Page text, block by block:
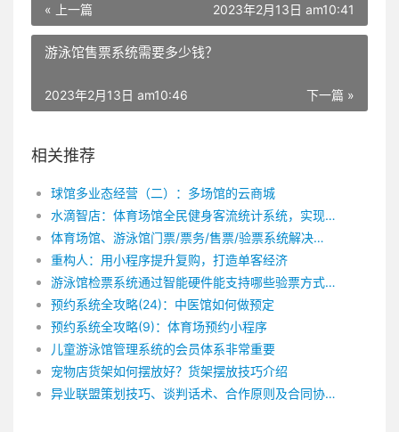
« 上一篇 2023年2月13日 am10:41
游泳馆售票系统需要多少钱？
下一篇 »
2023年2月13日 am10:46
相关推荐
球馆多业态经营（二）：多场馆的云商城
水滴智店：体育场馆全民健身客流统计系统，实现场馆低收费或免费开放
体育场馆、游泳馆门票/票务/售票/验票系统解决方案
重构人：用小程序提升复购，打造单客经济
游泳馆检票系统通过智能硬件能支持哪些验票方式？
预约系统全攻略(24)：中医馆如何做预定
预约系统全攻略(9)：体育场预约小程序
儿童游泳馆管理系统的会员体系非常重要
宠物店货架如何摆放好？货架摆放技巧介绍
异业联盟策划技巧、谈判话术、合作原则及合同协议